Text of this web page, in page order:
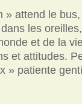
» attend le
les
et de la
et attitudes.
» patiente